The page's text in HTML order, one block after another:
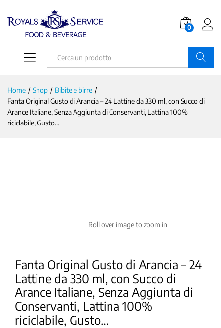
0
Home / Shop / Bibite e birre /
Fanta Original Gusto di Arancia – 24 Lattine da 330 ml, con Succo di
Arance Italiane, Senza Aggiunta di Conservanti, Lattina 100%
riciclabile, Gusto…
Roll over image to zoom in
Fanta Original Gusto di Arancia – 24
Lattine da 330 ml, con Succo di
Arance Italiane, Senza Aggiunta di
Conservanti, Lattina 100%
riciclabile, Gusto…